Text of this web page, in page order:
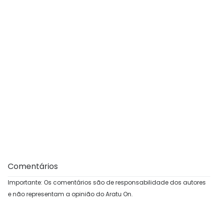
Comentários
Importante: Os comentários são de responsabilidade dos autores
e não representam a opinião do Aratu On.